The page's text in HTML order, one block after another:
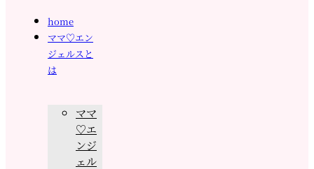
home
ママ♡エン
ジェルスと
は
ママ
♡エ
ンジ
ェル